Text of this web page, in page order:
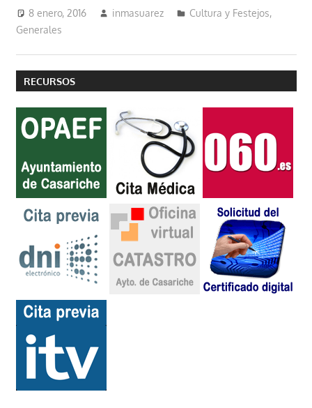
8 enero, 2016 inmasuarez Cultura y Festejos,
Generales
RECURSOS